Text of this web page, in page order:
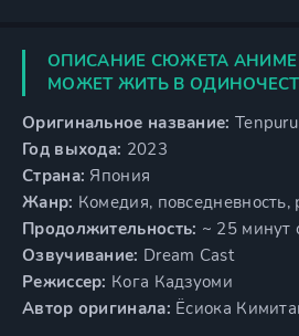
ОПИСАНИЕ СЮЖЕТА АНИМЕ
МОЖЕТ ЖИТЬ В
Оригинальное название: Tenpuru
Год выхода: 2023
Страна: Япония
Жанр: Комедия, повседневность,
Продолжительность: ~ 25 минут
Озвучивание: Dream Cast
Режиссер: Кога Кадзуоми
Автор оригинала: Ёсиока